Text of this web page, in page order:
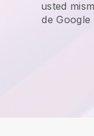
usted
de Google